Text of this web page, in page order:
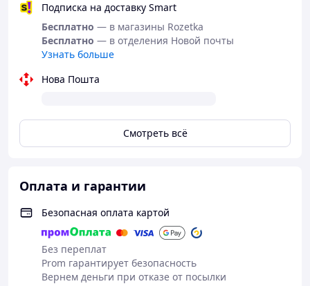
Подписка на доставку Smart
Бесплатно — в магазины Rozetka
Бесплатно — в отделения Новой почты
Узнать больше
Нова Пошта
Смотреть всё
Оплата и гарантии
Безопасная оплата картой
Без переплат
Prom гарантирует безопасность
Вернем деньги при отказе от посылки